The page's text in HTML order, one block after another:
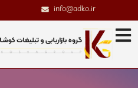
info@adko.ir